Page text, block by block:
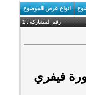
انواع عرض الموضوع
رقم المشاركة :1
فيفري